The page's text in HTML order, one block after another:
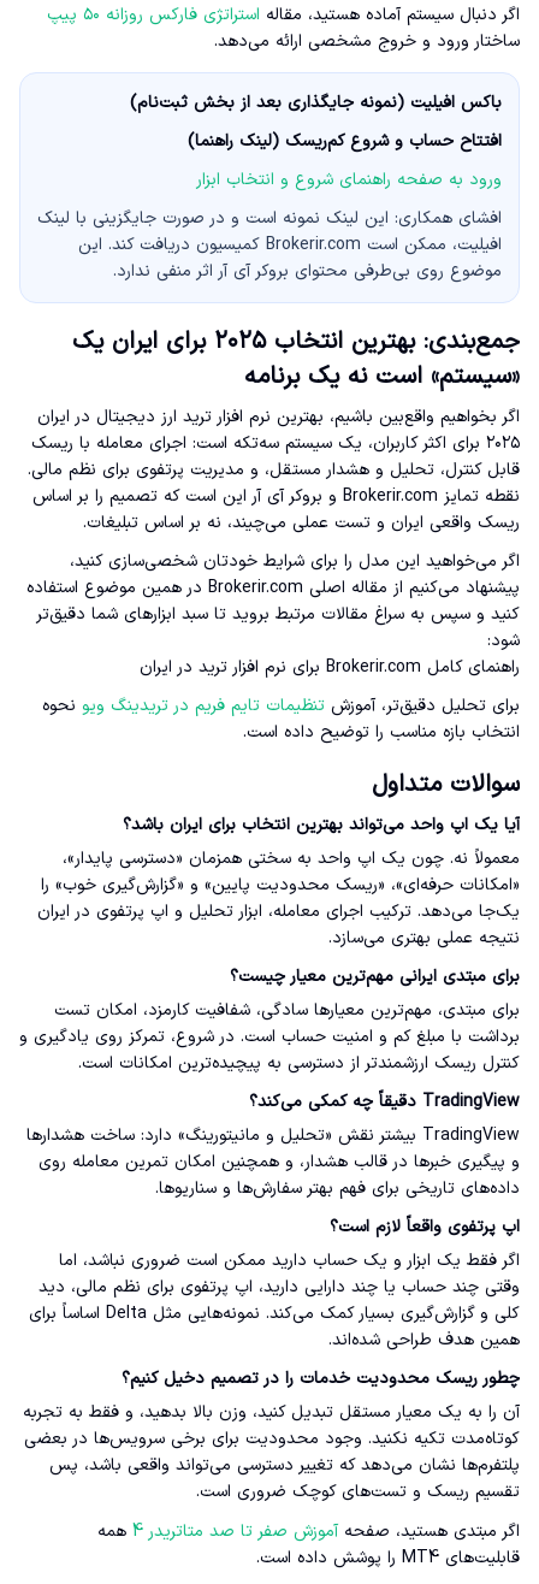
اگر دنبال سیستم آماده هستید، مقاله استراتژی فارکس روزانه ۵۰ پیپ
ساختار ورود و خروج مشخصی ارائه می‌دهد.
باکس افیلیت (نمونه جایگذاری بعد از بخش ثبت‌نام)
افتتاح حساب و شروع کم‌ریسک (لینک راهنما)
ورود به صفحه راهنمای شروع و انتخاب ابزار
افشای همکاری: این لینک نمونه است و در صورت جایگزینی با لینک
افیلیت، ممکن است Brokerir.com کمیسیون دریافت کند. این
موضوع روی بی‌طرفی محتوای بروکر آی آر اثر منفی ندارد.
جمع‌بندی: بهترین انتخاب ۲۰۲۵ برای ایران یک
«سیستم» است نه یک برنامه
اگر بخواهیم واقع‌بین باشیم، بهترین نرم افزار ترید ارز دیجیتال در ایران
۲۰۲۵ برای اکثر کاربران، یک سیستم سه‌تکه است: اجرای معامله با ریسک
قابل کنترل، تحلیل و هشدار مستقل، و مدیریت پرتفوی برای نظم مالی.
نقطه تمایز Brokerir.com و بروکر آی آر این است که تصمیم را بر اساس
ریسک واقعی ایران و تست عملی می‌چیند، نه بر اساس تبلیغات.
اگر می‌خواهید این مدل را برای شرایط خودتان شخصی‌سازی کنید،
پیشنهاد می‌کنیم از مقاله اصلی Brokerir.com در همین موضوع استفاده
کنید و سپس به سراغ مقالات مرتبط بروید تا سبد ابزارهای شما دقیق‌تر
شود:
راهنمای کامل Brokerir.com برای نرم افزار ترید در ایران
برای تحلیل دقیق‌تر، آموزش تنظیمات تایم فریم در تریدینگ ویو نحوه
انتخاب بازه مناسب را توضیح داده است.
سوالات متداول
آیا یک اپ واحد می‌تواند بهترین انتخاب برای ایران باشد؟
معمولاً نه. چون یک اپ واحد به سختی همزمان «دسترسی پایدار»،
«امکانات حرفه‌ای»، «ریسک محدودیت پایین» و «گزارش‌گیری خوب» را
یک‌جا می‌دهد. ترکیب اجرای معامله، ابزار تحلیل و اپ پرتفوی در ایران
نتیجه عملی بهتری می‌سازد.
برای مبتدی ایرانی مهم‌ترین معیار چیست؟
برای مبتدی، مهم‌ترین معیارها سادگی، شفافیت کارمزد، امکان تست
برداشت با مبلغ کم و امنیت حساب است. در شروع، تمرکز روی یادگیری و
کنترل ریسک ارزشمندتر از دسترسی به پیچیده‌ترین امکانات است.
TradingView دقیقاً چه کمکی می‌کند؟
TradingView بیشتر نقش «تحلیل و مانیتورینگ» دارد: ساخت هشدارها
و پیگیری خبرها در قالب هشدار، و همچنین امکان تمرین معامله روی
داده‌های تاریخی برای فهم بهتر سفارش‌ها و سناریوها.
اپ پرتفوی واقعاً لازم است؟
اگر فقط یک ابزار و یک حساب دارید ممکن است ضروری نباشد، اما
وقتی چند حساب یا چند دارایی دارید، اپ پرتفوی برای نظم مالی، دید
کلی و گزارش‌گیری بسیار کمک می‌کند. نمونه‌هایی مثل Delta اساساً برای
همین هدف طراحی شده‌اند.
چطور ریسک محدودیت خدمات را در تصمیم دخیل کنیم؟
آن را به یک معیار مستقل تبدیل کنید، وزن بالا بدهید، و فقط به تجربه
کوتاه‌مدت تکیه نکنید. وجود محدودیت برای برخی سرویس‌ها در بعضی
پلتفرم‌ها نشان می‌دهد که تغییر دسترسی می‌تواند واقعی باشد، پس
تقسیم ریسک و تست‌های کوچک ضروری است.
اگر مبتدی هستید، صفحه آموزش صفر تا صد متاتریدر 4
همه
قابلیت‌های MT4 را پوشش داده است.